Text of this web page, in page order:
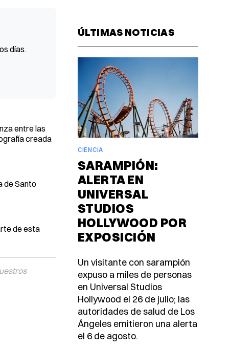
días.
entre las
creada
de Santo
de esta
ÚLTIMAS NOTICIAS
CIENCIA
SARAMPIÓN:
ALERTA EN
UNIVERSAL
STUDIOS
HOLLYWOOD POR
EXPOSICIÓN
Un visitante con sarampión
expuso a miles de personas
en Universal Studios
Hollywood el 26 de julio; las
autoridades de salud de Los
Ángeles emitieron una alerta
el 6 de agosto.